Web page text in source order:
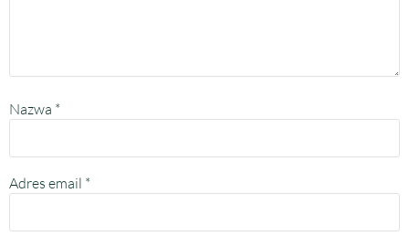
Nazwa *
Adres email *